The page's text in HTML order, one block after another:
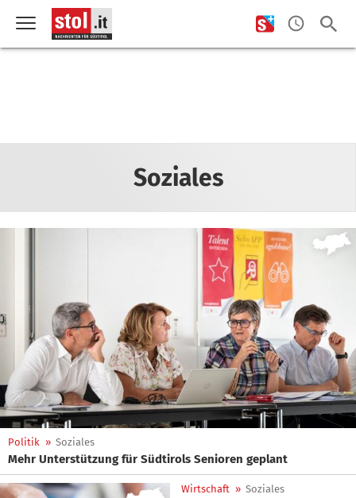
Soziales
Politik » Soziales
Mehr Unterstützung für Südtirols Senioren geplant
Wirtschaft » Soziales